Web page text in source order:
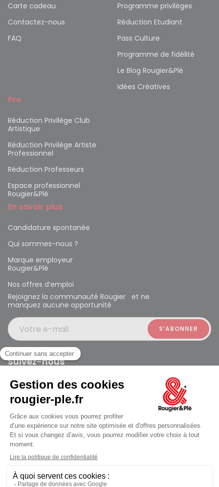
Carte cadeau
Contactez-nous
FAQ
Programme privilèges
Réduction Etudiant
Pass Culture
Programme de fidélité
Le Blog Rougier&Plé
Idées Créatives
Pro
Réduction Privilège Club
Artistique
Réduction Privilège Artiste
Professionnel
Réduction Professeurs
Espace professionnel
Rougier&Plé
En savoir plus
Candidature spontanée
Qui sommes-nous ?
Marque employeur
Rougier&Plé
Nos offres d’emploi
Rejoignez la communauté Rougier et ne
manquez aucune opportunité
Votre e-mail
Suivez-nous
Rougier et Plé 2024 Copyright
Mentions légales
Conditions générales des ventes